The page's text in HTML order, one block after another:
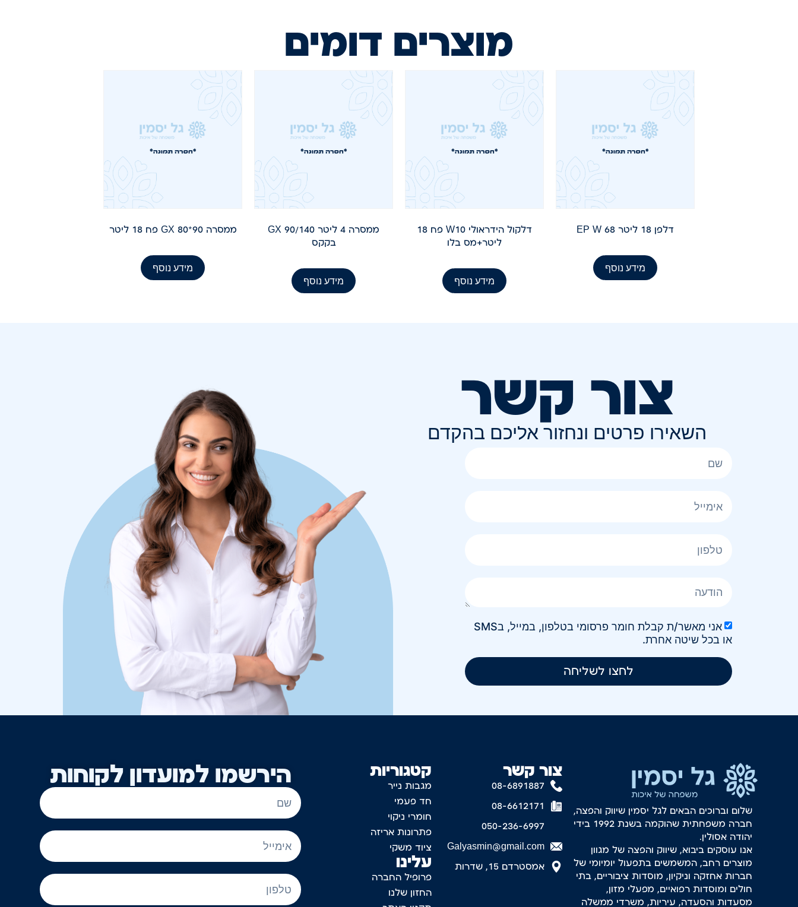
מוצרים דומים
דלפן 18 ליטר EP W 68
מידע נוסף
דלקול הידראולי W10 פח 18
ליטר+מס בלו
מידע נוסף
ממסרה 4 ליטר GX 90/140
בקקס
מידע נוסף
ממסרה 90*80 GX פח 18 ליטר
מידע נוסף
צור קשר
השאירו פרטים ונחזור אליכם בהקדם
אני מאשר/ת קבלת חומר פרסומי בטלפון, במייל, בSMS
או בכל שיטה אחרת.
לחצו לשליחה
הירשמו למועדון לקוחות קטגוריות
מגבות נייר
חד פעמי
חומרי ניקוי
פתרונות אריזה
ציוד משקי
עלינו
פרופיל החברה
החזון שלנו
צור קשר
08-6891887
08-6612171
050-236-6997
Galyasmin@gmail.com
אמסטרדם 15, שדרות
שלום וברוכים הבאים לגל יסמין שיווק והפצה,
חברה משפחתית שהוקמה בשנת 1992 בידי
יהודה אסולין.
אנו עוסקים ביבוא, שיווק והפצה של מגוון
מוצרים רחב, המשמשים בתפעול יומיומי של
חברות אחזקה וניקיון, מוסדות ציבוריים, בתי
חולים ומוסדות רפואיים, מפעלי מזון,
מסעדות והסעדה, עיריות, משרדי ממשלה